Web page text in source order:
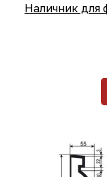
Наличник для